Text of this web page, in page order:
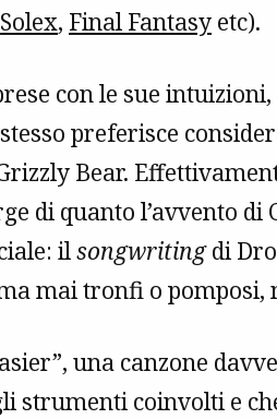
Solex, Final Fantasy etc).
con le sue
preferisce
Bear.
di quanto l’avvento di
ilsongwritingdi
mai tronfi o pomposi,
una canzone
strumenti coinvolti e